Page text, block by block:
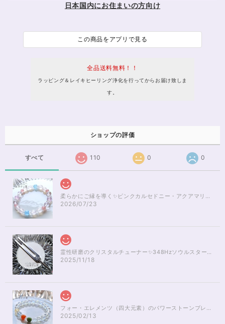
日本国内にお住まいの方向け
この商品をアプリで見る
全品送料無料！！
ラッピング＆レイキヒーリング浄化を行ってからお届け致しま
す。
ショップの評価
すべて 110 0 0
柔らかにご縁を導く✨ピンクカルセドニー・アクアマリンブレスレット16cm
2026/07/23
霊性研磨のクリスタルチューナー✨348Hzソウルスターチャクラのヒーリング
2025/11/18
フォー・エレメンツ（四大元素）のパワーストーンブレスレット✨レインボーオーラ16cm
2025/02/13